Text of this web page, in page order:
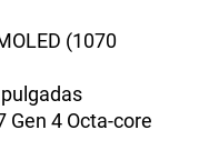
(1070
Gen 4 Octa-core